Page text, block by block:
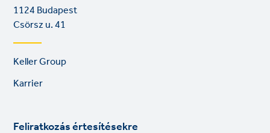
1124 Budapest
Csörsz u. 41
Footer
links
Keller Group
Karrier
Feliratkozás értesítésekre